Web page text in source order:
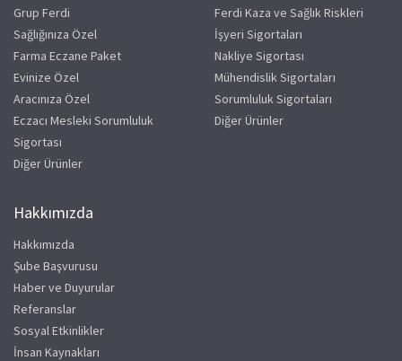
Grup Ferdi
Sağlığınıza Özel
Farma Eczane Paket
Evinize Özel
Aracınıza Özel
Eczacı Mesleki Sorumluluk
Sigortası
Diğer Ürünler
Ferdi Kaza ve Sağlık Riskleri
İşyeri Sigortaları
Nakliye Sigortası
Mühendislik Sigortaları
Sorumluluk Sigortaları
Diğer Ürünler
Hakkımızda
Hakkımızda
Şube Başvurusu
Haber ve Duyurular
Referanslar
Sosyal Etkinlikler
İnsan Kaynakları